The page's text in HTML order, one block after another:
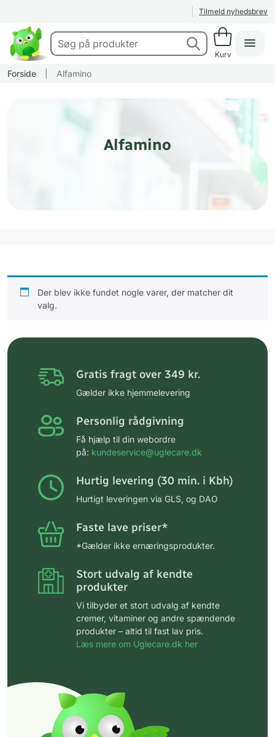
Tilmeld nyhedsbrev
Kurv
Forside Alfamino
Alfamino
Der blev ikke fundet nogle varer, der matcher dit
valg.
Gratis fragt over 349 kr.
Gælder ikke hjemmelevering
Personlig rådgivning
Få hjælp til din webordre
på: kundeservice@uglecare.dk
Hurtig levering (30 min. i Kbh)
Hurtigt leveringen via GLS, og DAO
Faste lave priser*
*Gælder ikke ernæringsprodukter.
Stort udvalg af kendte
produkter
Vi tilbyder et stort udvalg af kendte
cremer, vitaminer og andre spændende
produkter – altid til fast lav pris.
Læs mere om Uglecare.dk her